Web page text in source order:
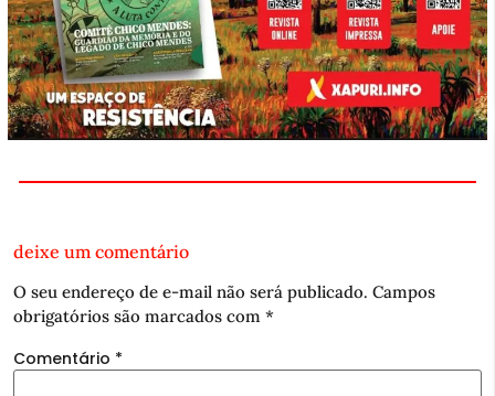
deixe um comentário
O seu endereço de e-mail não será publicado. Campos
obrigatórios são marcados com *
Comentário *